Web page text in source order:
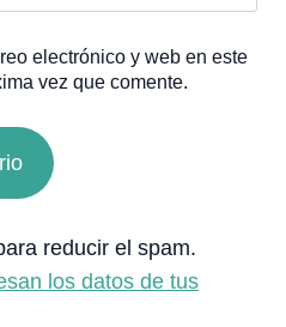
electrónico y web en este
vez que comente.
reducir el spam.
los datos de tus